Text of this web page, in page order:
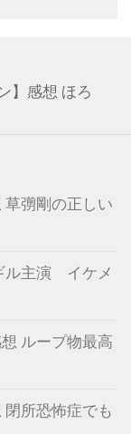
】感想 ほろ
彅剛の正しい
ル主演 イケメ
ループ物最高
所恐怖症でも